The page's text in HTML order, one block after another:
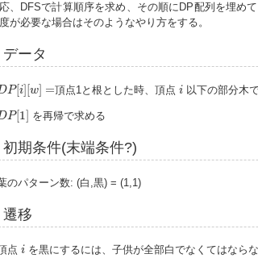
、DFSで計算順序を求め、その順にDP配列を埋め
が必要な場合はそのようなやり方をする。
データ
P[i][w] =
P[i][w = 頂点1と根とした時、頂点ii 以下の部分木
P[1]
P[1] を再帰で求める
初期条件(末端条件?)
のパターン数: (白,黒) = (1,1)
遷移
点 iを黒にするには、子供が全部白でなくてはなら